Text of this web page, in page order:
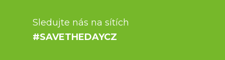
Sledujte nás na sítích
#SAVETHEDAYCZ